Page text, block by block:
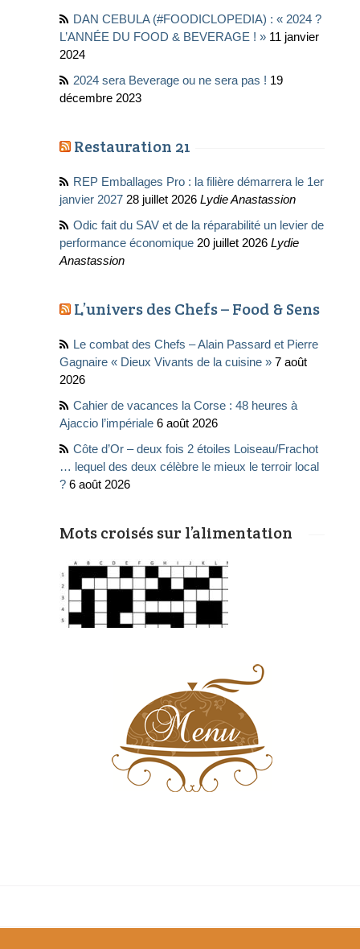
DAN CEBULA (#FOODICLOPEDIA) : « 2024 ?
L’ANNÉE DU FOOD & BEVERAGE ! » 11 janvier
2024
2024 sera Beverage ou ne sera pas ! 19
décembre 2023
Restauration 21
REP Emballages Pro : la filière démarrera le 1er
janvier 2027 28 juillet 2026 Lydie Anastassion
Odic fait du SAV et de la réparabilité un levier de
performance économique 20 juillet 2026 Lydie
Anastassion
L’univers des Chefs – Food & Sens
Le combat des Chefs – Alain Passard et Pierre
Gagnaire « Dieux Vivants de la cuisine » 7 août
2026
Cahier de vacances la Corse : 48 heures à
Ajaccio l’impériale 6 août 2026
Côte d’Or – deux fois 2 étoiles Loiseau/Frachot
… lequel des deux célèbre le mieux le terroir local
? 6 août 2026
Mots croisés sur l’alimentation